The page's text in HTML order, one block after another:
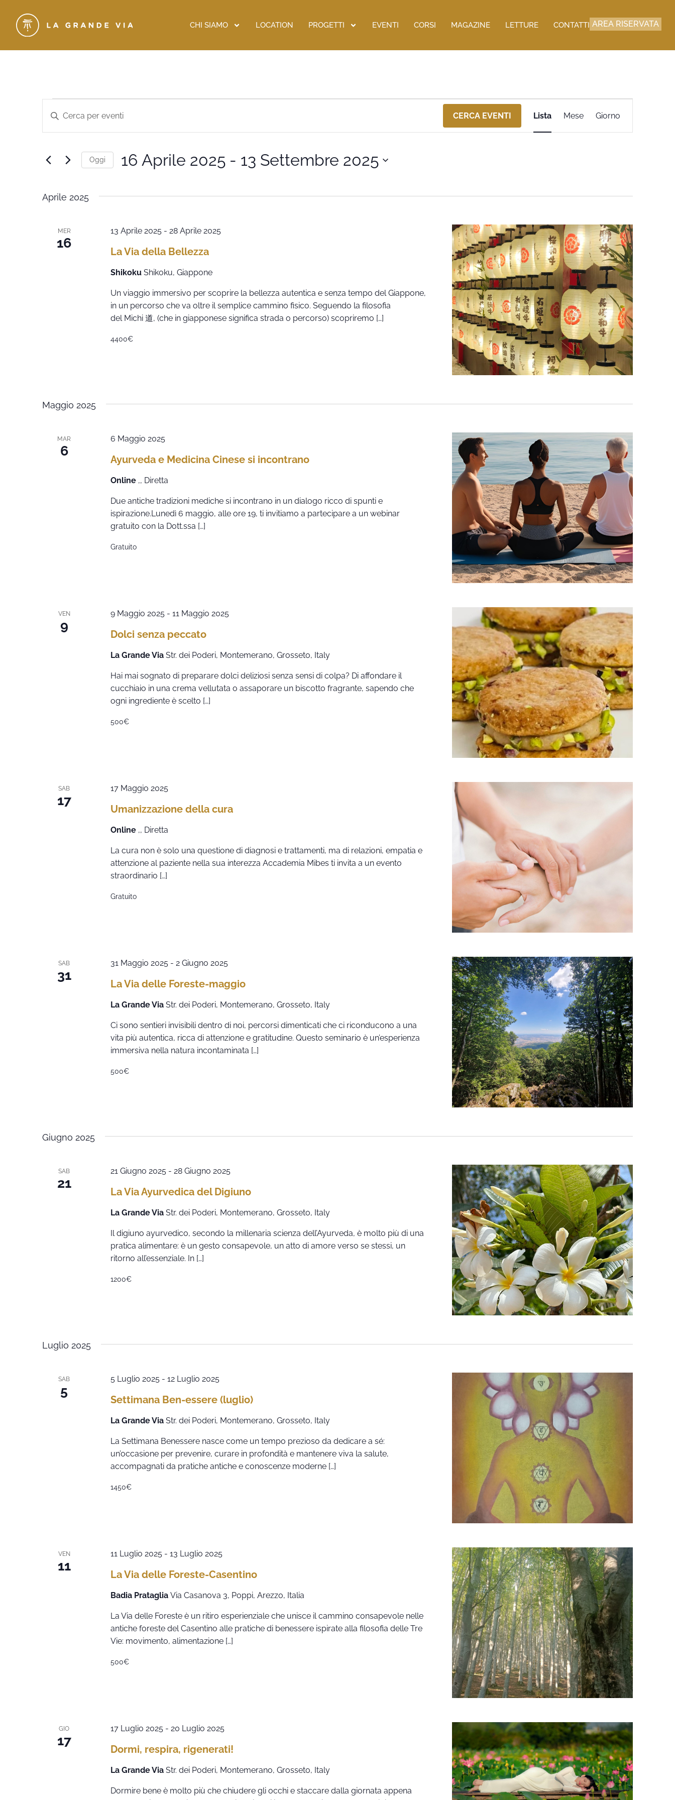
CHI SIAMO LOCATION PROGETTI EVENTI CORSI MAGAZINE LETTURE CONTATTI AREA RISERVATA
Eventi
Ricerca
viste
Navigazione
Parola
Cerca
Parola
Chiave.
CERCA EVENTI
Viste
Lista Mese Giorno
Oggi 16 Aprile 2025 - 13 Settembre 2025
Aprile 2025
MER
16
La Via della Bellezza
13 Aprile 2025- 28 Aprile 2025
Shikoku Shikoku, Giappone
Un viaggio immersivo per scoprire la bellezza autentica e senza tempo del Giappone,
in un percorso che va oltre il semplice cammino fisico. Seguendo la filosofia
del Michi 道, (che in giapponese significa strada o percorso) scopriremo […]
4400€
Maggio 2025
MAR
6
Ayurveda e Medicina Cinese si incontrano
6 Maggio 2025
Online ,, Diretta
Due antiche tradizioni mediche si incontrano in un dialogo ricco di spunti e
ispirazione.Lunedì 6 maggio, alle ore 19, ti invitiamo a partecipare a un webinar
gratuito con la Dott.ssa […]
Gratuito
VEN
9
Dolci senza peccato
9 Maggio 2025- 11 Maggio 2025
La Grande Via Str. dei Poderi, Montemerano, Grosseto, Italy
Hai mai sognato di preparare dolci deliziosi senza sensi di colpa? Di affondare il
cucchiaio in una crema vellutata o assaporare un biscotto fragrante, sapendo che
ogni ingrediente è scelto […]
500€
SAB
17
Umanizzazione della cura
17 Maggio 2025
Online ,, Diretta
La cura non è solo una questione di diagnosi e trattamenti, ma di relazioni, empatia e
attenzione al paziente nella sua interezza Accademia Mibes ti invita a un evento
straordinario […]
Gratuito
SAB
31
La Via delle Foreste-maggio
31 Maggio 2025- 2 Giugno 2025
La Grande Via Str. dei Poderi, Montemerano, Grosseto, Italy
Ci sono sentieri invisibili dentro di noi, percorsi dimenticati che ci riconducono a una
vita più autentica, ricca di attenzione e gratitudine. Questo seminario è un’esperienza
immersiva nella natura incontaminata […]
500€
Giugno 2025
SAB
21
La Via Ayurvedica del Digiuno
21 Giugno 2025- 28 Giugno 2025
La Grande Via Str. dei Poderi, Montemerano, Grosseto, Italy
Il digiuno ayurvedico, secondo la millenaria scienza dell’Ayurveda, è molto più di una
pratica alimentare: è un gesto consapevole, un atto di amore verso se stessi, un
ritorno all’essenziale. In […]
1200€
Luglio 2025
SAB
5
Settimana Ben-essere (luglio)
5 Luglio 2025- 12 Luglio 2025
La Grande Via Str. dei Poderi, Montemerano, Grosseto, Italy
La Settimana Benessere nasce come un tempo prezioso da dedicare a sé:
un’occasione per prevenire, curare in profondità e mantenere viva la salute,
accompagnati da pratiche antiche e conoscenze moderne […]
1450€
VEN
11
La Via delle Foreste-Casentino
11 Luglio 2025- 13 Luglio 2025
Badia Prataglia Via Casanova 3, Poppi, Arezzo, Italia
La Via delle Foreste è un ritiro esperienziale che unisce il cammino consapevole nelle
antiche foreste del Casentino alle pratiche di benessere ispirate alla filosofia delle Tre
Vie: movimento, alimentazione […]
500€
GIO
17
Dormi, respira, rigenerati!
17 Luglio 2025- 20 Luglio 2025
La Grande Via Str. dei Poderi, Montemerano, Grosseto, Italy
Dormire bene è molto più che chiudere gli occhi e staccare dalla giornata appena